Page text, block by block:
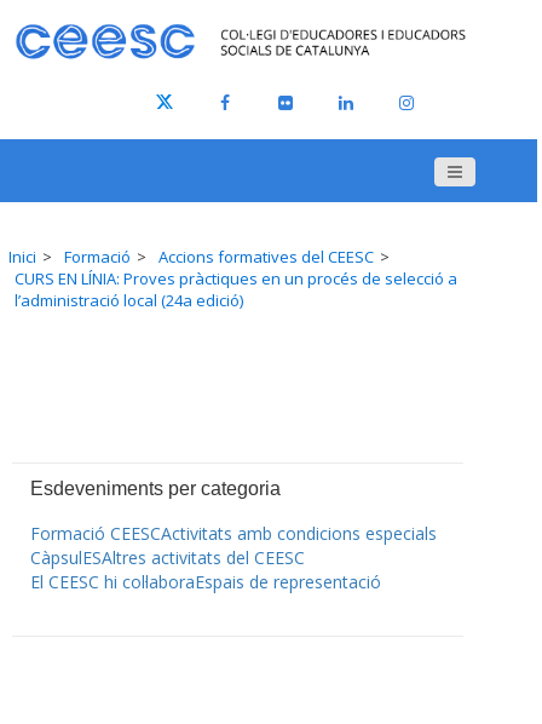
Inici Formació
Accions formatives del CEESC
CURS EN LÍNIA: Proves pràctiques en un procés de selecció a
l’administració local (24a edició)
Esdeveniments per categoria
Formació CEESCActivitats amb condicions especials
CàpsulESAltres activitats del CEESC
El CEESC hi col·laboraEspais de representació